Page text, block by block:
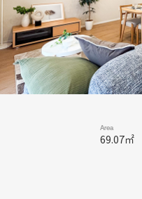
Area
69.07㎡